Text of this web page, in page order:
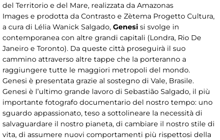
del Territorio e del Mare, realizzata da Amazonas
Images e prodotta da Contrasto e Zètema Progetto Cultura,
a cura di Lélia Wanick Salgado, Genesi si svolge in
contemporanea con altre grandi capitali (Londra, Rio De
Janeiro e Toronto). Da queste città proseguirà il suo
cammino attraverso altre tappe che la porteranno a
raggiungere tutte le maggiori metropoli del mondo.
Genesi è presentata grazie al sostegno di Vale, Brasile.
Genesi è l’ultimo grande lavoro di Sebastião Salgado, il più
importante fotografo documentario del nostro tempo: uno
sguardo appassionato, teso a sottolineare la necessità di
salvaguardare il nostro pianeta, di cambiare il nostro stile di
vita, di assumere nuovi comportamenti più rispettosi della